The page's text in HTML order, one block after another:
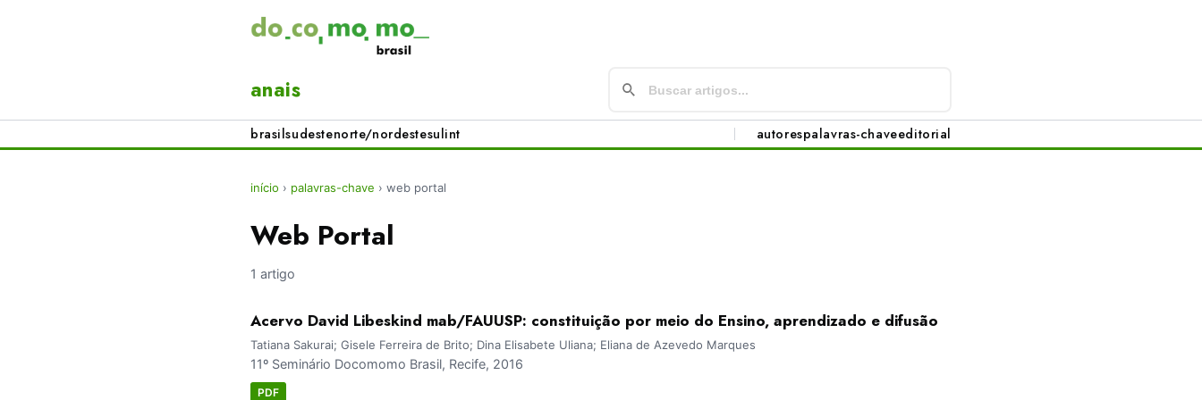
anais
brasilsudestenorte/nordestesulint autorespalavras-chaveeditorial
início › palavras-chave › web portal
Web Portal
1 artigo
Acervo David Libeskind mab/FAUUSP: constituição por meio do Ensino, aprendizado e difusão
Tatiana Sakurai; Gisele Ferreira de Brito; Dina Elisabete Uliana; Eliana de Azevedo Marques
11º Seminário Docomomo Brasil, Recife, 2016
PDF